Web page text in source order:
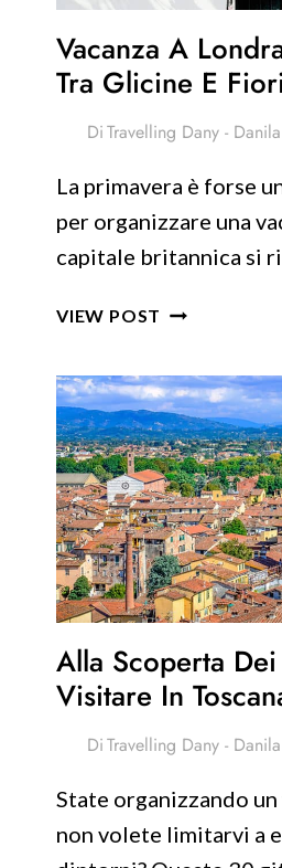
Vacanza A
Tra Glicine E
DiTravelling Dany -
La primavera è forse
per organizzare una
capitale britannica si
VIEW POST VACANZA
IN
PRIMAVERA:
TRA
GLICINE
E
FIORI
DI
CILIEGIO
Alla Scoperta
Visitare In
DiTravelling Dany -
State organizzando
non volete limitarvi a